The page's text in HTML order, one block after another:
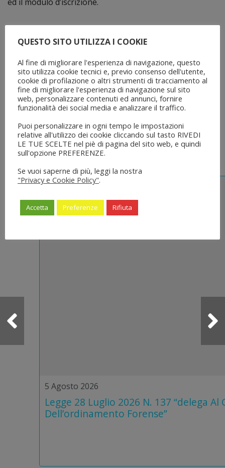
iscrizione_05072017 Pieghevole_seminario_05072017
Share Tweet Share Pin it
Potrebbe interessarti
5 Agosto 2026
Legge 28 Luglio 2026 N. 137 “delega
Dell’ordinamento Forense”
QUESTO SITO UTILIZZA I COOKIE
Al fine di migliorare l'esperienza di navigazione, questo
sito utilizza cookie tecnici e, previo consenso dell'utente,
cookie di profilazione o altri strumenti di tracciamento al
fine di migliorare l'esperienza di navigazione sul sito
web, personalizzare contenuti ed annunci, fornire
funzionalità dei social media e analizzare il traffico.
Puoi personalizzare in ogni tempo le impostazioni
relative all'utilizzo dei cookie cliccando sul tasto RIVEDI
LE TUE SCELTE nel piè di pagina del sito web, e quindi
sull'opzione PREFERENZE.
Se vuoi saperne di più, leggi la nostra
"Privacy e Cookie Policy".
Accetta Preferenze Rifiuta